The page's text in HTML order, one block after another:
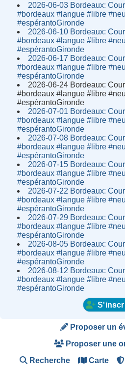
2026-06-03 Bordeaux:
#bordeaux #langue #libre
#espérantoGironde
2026-06-10 Bordeaux:
#bordeaux #langue #libre
#espérantoGironde
2026-06-17 Bordeaux:
#bordeaux #langue #libre
#espérantoGironde
2026-06-24 Bordeaux:
#bordeaux #langue #libre
#espérantoGironde
2026-07-01 Bordeaux:
#bordeaux #langue #libre
#espérantoGironde
2026-07-08 Bordeaux:
#bordeaux #langue #libre
#espérantoGironde
2026-07-15 Bordeaux:
#bordeaux #langue #libre
#espérantoGironde
2026-07-22 Bordeaux:
#bordeaux #langue #libre
#espérantoGironde
2026-07-29 Bordeaux:
#bordeaux #langue #libre
#espérantoGironde
2026-08-05 Bordeaux:
#bordeaux #langue #libre
#espérantoGironde
2026-08-12 Bordeaux:
#bordeaux #langue #libre
#espérantoGironde
Proposer un
Proposer une
Recherche Carte